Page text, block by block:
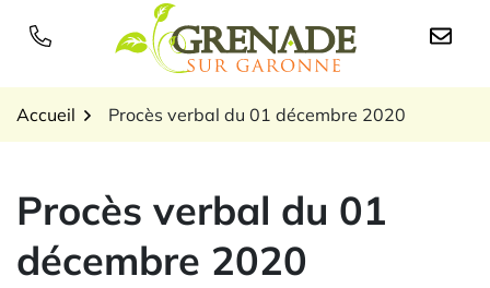
Logo Grenade sur
Accueil Procès verbal du 01 décembre 2020
Procès verbal du 01
décembre 2020